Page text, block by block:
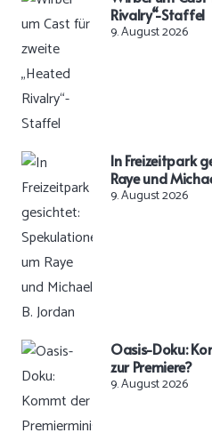
Rivalry“-Staffel
9. August 2026
In Freizeitpark
Raye und
9. August 2026
Oasis-Doku:
zur Premiere?
9. August 2026